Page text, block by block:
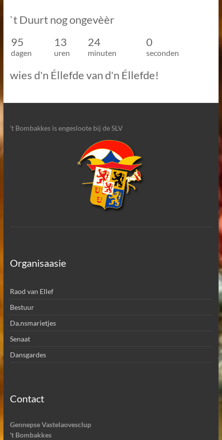
`t Duurt nog ongevèèr
95
13 24 0
dagen uren minuten seconden
wies d'n Éllefde van d'n Éllefde!
’t Bombakkes is engesloote bïj de SLV
Organisaasie
Raod van Ellef
Bestuur
Da.nsmarietjes
Senaat
Dansgardes
Contact
Gennepse Vastelaovesclup
't Bombakkes